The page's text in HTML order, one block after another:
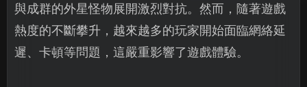
與成群的外星怪物展開激烈對抗。然而，隨著遊戲
熱度的不斷攀升，越來越多的玩家開始面臨網絡延
遲、卡頓等問題，這嚴重影響了遊戲體驗。